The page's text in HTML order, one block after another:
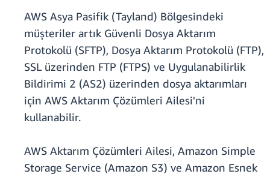
AWS Asya Pasifik (Tayland) Bölgesindeki
müşteriler artık Güvenli Dosya Aktarım
Protokolü (SFTP), Dosya Aktarım Protokolü (FTP),
SSL üzerinden FTP (FTPS) ve Uygulanabilirlik
Bildirimi 2 (AS2) üzerinden dosya aktarımları
için AWS Aktarım Çözümleri Ailesi'ni
kullanabilir.
AWS Aktarım Çözümleri Ailesi, Amazon Simple
Storage Service (Amazon S3) ve Amazon Esnek